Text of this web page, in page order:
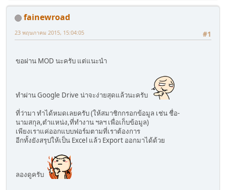
fainewroad
#1
23 พฤษภาคม 2015, 15:04:05
ขอผ่าน MOD นะครับ แต่แนะนำ
ทำผ่าน Google Drive น่าจะง่ายสุดแล้วนะครับ
ที่ว่ามา ทำได้หมดเลยครับ (ให้สมาชิกกรอกข้อมูล เช่น ชื่อ-
นามสกุล,ตำแหน่ง,ที่ทำงาน ฯลฯ เพื่อเก็บข้อมูล)
เพียงเราแค่ออกแบบฟอร์มตามที่เราต้องการ
อีกทั้งยังสรุปให้เป็น Excel แล้ว Export ออกมาได้ด้วย
ลองดูครับ